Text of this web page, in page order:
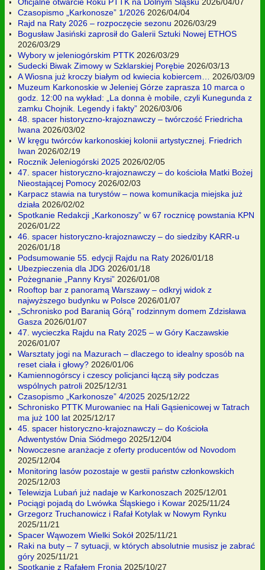
Czasopismo „Karkonosze” 1/2026 2026/04/04
Rajd na Raty 2026 – rozpoczęcie sezonu 2026/03/29
Bogusław Jasiński zaprosił do Galerii Sztuki Nowej ETHOS
2026/03/29
Wybory w jeleniogórskim PTTK 2026/03/29
Sudecki Biwak Zimowy w Szklarskiej Porębie 2026/03/13
A Wiosna już kroczy białym od kwiecia kobiercem…
2026/03/09
Muzeum Karkonoskie w Jeleniej Górze zaprasza 10 marca o
godz. 12:00 na wykład: „La donna è mobile, czyli Kunegunda z
zamku Chojnik. Legendy i fakty” 2026/03/06
48. spacer historyczno-krajoznawczy – twórczość Friedricha
Iwana 2026/03/02
W kręgu twórców karkonoskiej kolonii artystycznej. Friedrich
Iwan 2026/02/19
Rocznik Jeleniogórski 2025 2026/02/05
47. spacer historyczno-krajoznawczy – do kościoła Matki Bożej
Nieostającej Pomocy 2026/02/03
Karpacz stawia na turystów – nowa komunikacja miejska już
działa 2026/02/02
Spotkanie Redakcji „Karkonoszy” w 67 rocznicę powstania KPN
2026/01/22
46. spacer historyczno-krajoznawczy – do siedziby KARR-u
2026/01/18
Podsumowanie 55. edycji Rajdu na Raty 2026/01/18
Ubezpieczenia dla JDG 2026/01/18
Pożegnanie „Panny Krysi” 2026/01/08
Rooftop bar z panoramą Warszawy – odkryj widok z
najwyższego budynku w Polsce 2026/01/07
„Schronisko pod Baranią Górą” rodzinnym domem Zdzisława
Gasza 2026/01/07
47. wycieczka Rajdu na Raty 2025 – w Góry Kaczawskie
2026/01/07
Warsztaty jogi na Mazurach – dlaczego to idealny sposób na
reset ciała i głowy? 2026/01/06
Kamiennogórscy i czescy policjanci łączą siły podczas
wspólnych patroli 2025/12/31
Czasopismo „Karkonosze” 4/2025 2025/12/22
Schronisko PTTK Murowaniec na Hali Gąsienicowej w Tatrach
ma już 100 lat 2025/12/17
45. spacer historyczno-krajoznawczy – do Kościoła
Adwentystów Dnia Siódmego 2025/12/04
Nowoczesne aranżacje z oferty producentów od Novodom
2025/12/04
Monitoring lasów pozostaje w gestii państw członkowskich
2025/12/03
Telewizja Lubań już nadaje w Karkonoszach 2025/12/01
Pociągi pojadą do Lwówka Śląskiego i Kowar 2025/11/24
Grzegorz Truchanowicz i Rafał Kotylak w Nowym Rynku
2025/11/21
Spacer Wąwozem Wielki Sokół 2025/11/21
Raki na buty – 7 sytuacji, w których absolutnie musisz je zabrać
góry 2025/11/21
Spotkanie z Rafałem Fronią 2025/10/27